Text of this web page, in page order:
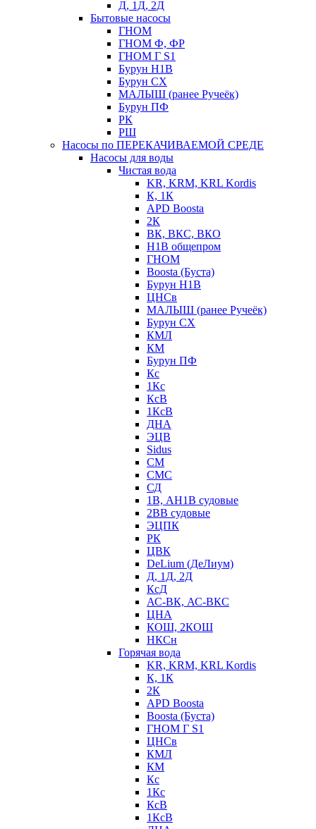
Д, 1Д, 2Д
Бытовые насосы
ГНОМ
ГНОМ Ф, ФР
ГНОМ Г S1
Бурун Н1В
Бурун СХ
МАЛЫШ (ранее Ручеёк)
Бурун ПФ
РК
РШ
Насосы по ПЕРЕКАЧИВАЕМОЙ СРЕДЕ
Насосы для воды
Чистая вода
KR, KRM, KRL Kordis
К, 1К
APD Boosta
2К
ВК, ВКС, ВКО
Н1В общепром
ГНОМ
Boosta (Буста)
Бурун Н1В
ЦНСв
МАЛЫШ (ранее Ручеёк)
Бурун СХ
КМЛ
КМ
Бурун ПФ
Кс
1Кс
КсВ
1КсВ
ДНА
ЭЦВ
Sidus
СМ
СМС
СД
1В, АН1В судовые
2ВВ судовые
ЭЦПК
РК
ЦВК
DeLium (ДеЛиум)
Д, 1Д, 2Д
КсД
АС-ВК, АС-ВКС
ЦНА
КОШ, 2КОШ
НКСн
Горячая вода
KR, KRM, KRL Kordis
К, 1К
2К
APD Boosta
Boosta (Буста)
ГНОМ Г S1
ЦНСв
КМЛ
КМ
Кс
1Кс
КсВ
1КсВ